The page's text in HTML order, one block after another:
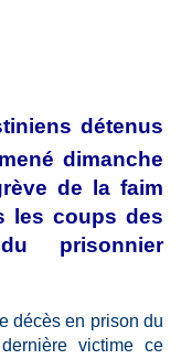
détenus
dimanche
de la faim
les coups des
prisonnier
décès en prison du
victime ce